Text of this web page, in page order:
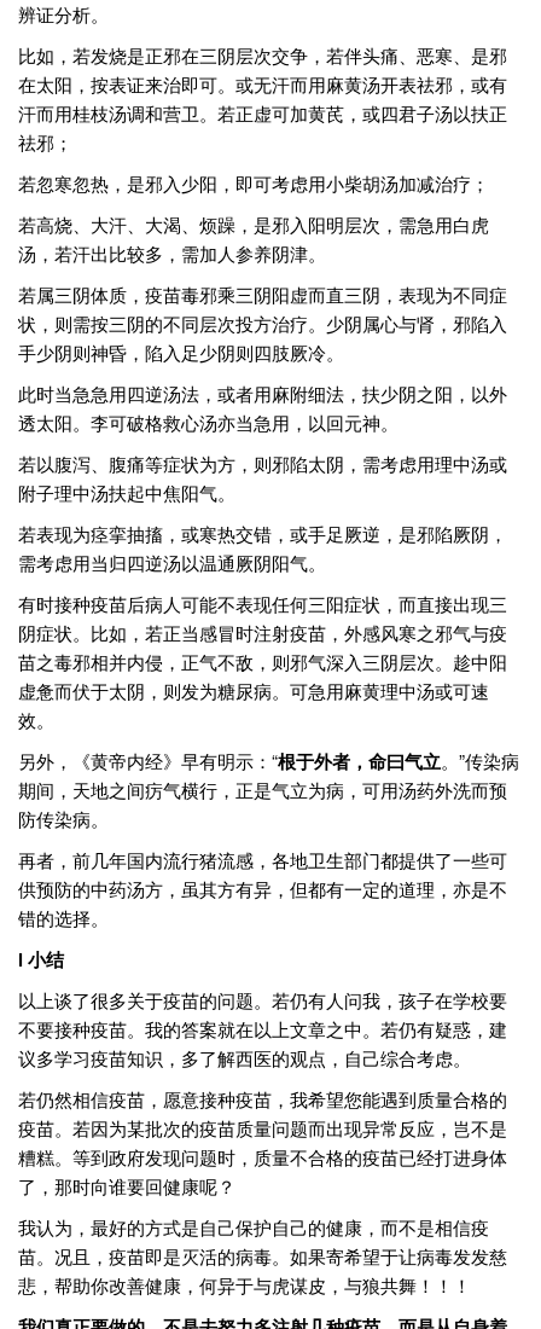
辨证分析。
比如，若发烧是正邪在三阴层次交争，若伴头痛、恶寒、是邪
在太阳，按表证来治即可。或无汗而用麻黄汤开表祛邪，或有
汗而用桂枝汤调和营卫。若正虚可加黄芪，或四君子汤以扶正
祛邪；
若忽寒忽热，是邪入少阳，即可考虑用小柴胡汤加减治疗；
若高烧、大汗、大渴、烦躁，是邪入阳明层次，需急用白虎
汤，若汗出比较多，需加人参养阴津。
若属三阴体质，疫苗毒邪乘三阴阳虚而直三阴，表现为不同症
状，则需按三阴的不同层次投方治疗。少阴属心与肾，邪陷入
手少阴则神昏，陷入足少阴则四肢厥冷。
此时当急急用四逆汤法，或者用麻附细法，扶少阴之阳，以外
透太阳。李可破格救心汤亦当急用，以回元神。
若以腹泻、腹痛等症状为方，则邪陷太阴，需考虑用理中汤或
附子理中汤扶起中焦阳气。
若表现为痉挛抽搐，或寒热交错，或手足厥逆，是邪陷厥阴，
需考虑用当归四逆汤以温通厥阴阳气。
有时接种疫苗后病人可能不表现任何三阳症状，而直接出现三
阴症状。比如，若正当感冒时注射疫苗，外感风寒之邪气与疫
苗之毒邪相并内侵，正气不敌，则邪气深入三阴层次。趁中阳
虚惫而伏于太阴，则发为糖尿病。可急用麻黄理中汤或可速
效。
另外，《黄帝内经》早有明示：“根于外者，命曰气立。”传染病
期间，天地之间疠气横行，正是气立为病，可用汤药外洗而预
防传染病。
再者，前几年国内流行猪流感，各地卫生部门都提供了一些可
供预防的中药汤方，虽其方有异，但都有一定的道理，亦是不
错的选择。
l 小结
以上谈了很多关于疫苗的问题。若仍有人问我，孩子在学校要
不要接种疫苗。我的答案就在以上文章之中。若仍有疑惑，建
议多学习疫苗知识，多了解西医的观点，自己综合考虑。
若仍然相信疫苗，愿意接种疫苗，我希望您能遇到质量合格的
疫苗。若因为某批次的疫苗质量问题而出现异常反应，岂不是
糟糕。等到政府发现问题时，质量不合格的疫苗已经打进身体
了，那时向谁要回健康呢？
我认为，最好的方式是自己保护自己的健康，而不是相信疫
苗。况且，疫苗即是灭活的病毒。如果寄希望于让病毒发发慈
悲，帮助你改善健康，何异于与虎谋皮，与狼共舞！！！